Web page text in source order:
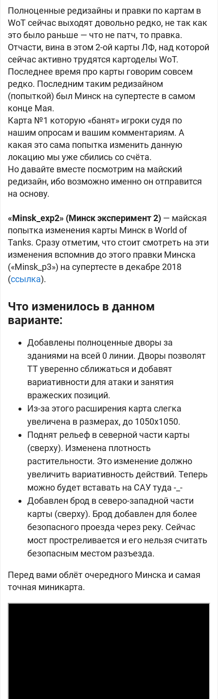
Полноценные редизайны и правки по картам в
WoT сейчас выходят довольно редко, не так как
это было раньше — что не патч, то правка.
Отчасти, вина в этом 2-ой карты ЛФ, над которой
сейчас активно трудятся картоделы WoT.
Последнее время про карты говорим совсем
редко. Последним таким редизайном
(попыткой) был Минск на супертесте в самом
конце Мая.
Карта №1 которую «банят» игроки судя по
нашим опросам и вашим комментариям. А
какая это сама попытка изменить данную
локацию мы уже сбились со счёта.
Но давайте вместе посмотрим на майский
редизайн, ибо возможно именно он отправится
на основу.
«Minsk_exp2» (Минск эксперимент 2) — майская
попытка изменения карты Минск в World of
Tanks. Сразу отметим, что стоит смотреть на эти
изменения вспомнив до этого правки Минска
(«Minsk_p3») на супертесте в декабре 2018
(ссылка).
Что изменилось в данном
варианте:
Добавлены полноценные дворы за
зданиями на всей 0 линии. Дворы позволят
ТТ уверенно сближаться и добавят
вариативности для атаки и занятия
вражеских позиций.
Из-за этого расширения карта слегка
увеличена в размерах, до 1050x1050.
Поднят рельеф в северной части карты
(сверху). Изменена плотность
растительности. Это изменение должно
увеличить вариативность действий. Теперь
можно будет вставать на САУ туда -_-
Добавлен брод в северо-западной части
карты (сверху). Брод добавлен для более
безопасного проезда через реку. Сейчас
мост простреливается и его нельзя считать
безопасным местом разъезда.
Перед вами облёт очередного Минска и самая
точная миникарта.